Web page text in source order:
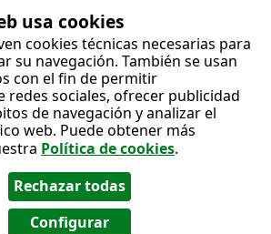
usa cookies
cookies técnicas necesarias para
su navegación. También se usan
con el fin de permitir
redes sociales, ofrecer publicidad
de navegación y analizar el
web. Puede obtener más
Política de cookies.